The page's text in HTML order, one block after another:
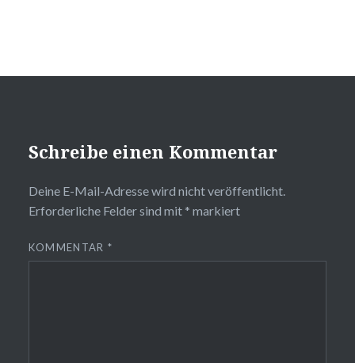
Schreibe einen Kommentar
Deine E-Mail-Adresse wird nicht veröffentlicht.
Erforderliche Felder sind mit * markiert
KOMMENTAR *